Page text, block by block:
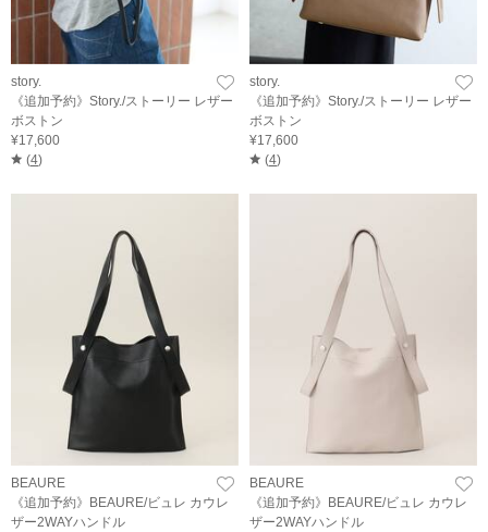
story.
《追加予約》Story./ストーリー レザー
ボストン
¥17,600
(4)
story.
《追加予約》Story./ストーリー レザー
ボストン
¥17,600
(4)
BEAURE
《追加予約》BEAURE/ビュレ カウレ
ザー2WAYハンドル
BEAURE
《追加予約》BEAURE/ビュレ カウレ
ザー2WAYハンドル